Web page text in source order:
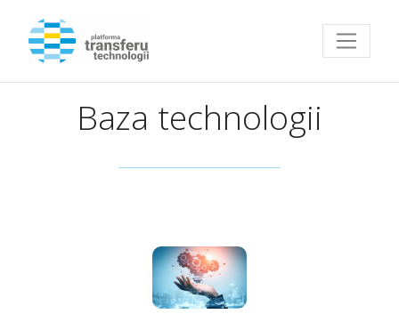
Przejdź do strony głównej
Baza technologii